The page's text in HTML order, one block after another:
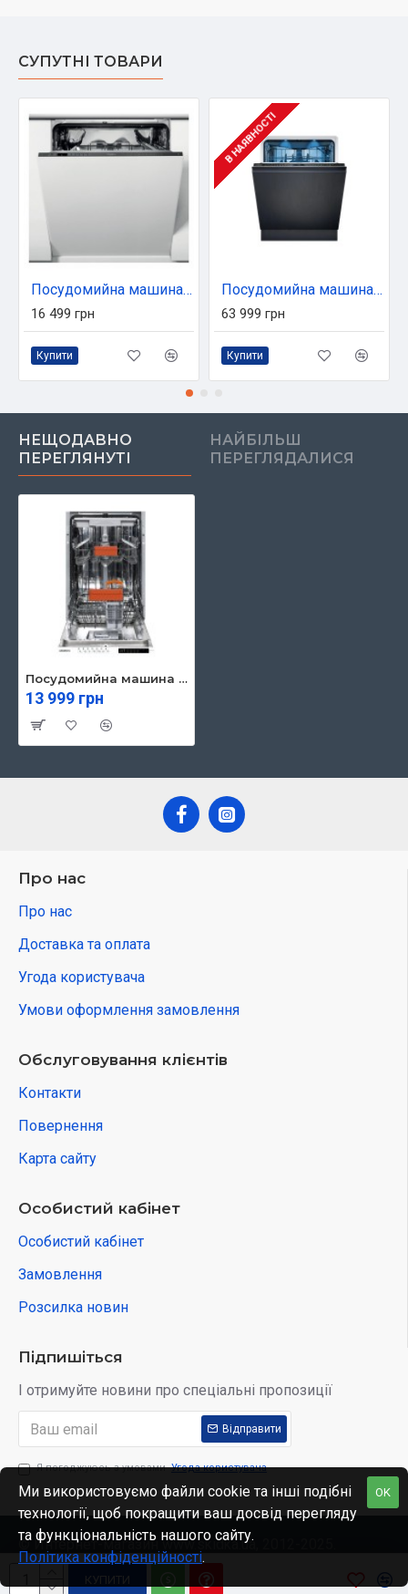
КУПИТИ
СУПУТНІ ТОВАРИ
Посудомийна машина Whirlpool WIO3C33E6.5
16 499 грн
Купити
В НАЯВНОСТІ
Посудомийна машина Siemens SN87TX02CE
63 999 грн
Купити
НЕЩОДАВНО
ПЕРЕГЛЯНУТІ
НАЙБІЛЬШ
ПЕРЕГЛЯДАЛИСЯ
Посудомийна машина Ardesto DWMB-V4573
13 999 грн
Про нас
Про нас
Доставка та оплата
Угода користувача
Умови оформлення замовлення
Обслуговування клієнтів
Контакти
Повернення
Карта сайту
Особистий кабінет
Особистий кабінет
Замовлення
Розсилка новин
Підпишіться
І отримуйте новини про спеціальні пропозиції
Відправити
Я погоджуюсь з умовами Угода користувача
© Интернет-магазин www.skidka.ua, 2012-2025.
OK
Ми використовуємо файли cookie та інші подібні
технології, щоб покращити ваш досвід перегляду
та функціональність нашого сайту.
Політика конфіденційності.